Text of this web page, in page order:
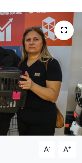
A- A+